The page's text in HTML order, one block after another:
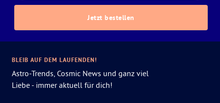
Jetzt bestellen
BLEIB AUF DEM LAUFENDEN!
Astro-Trends, Cosmic News und ganz viel
Liebe - immer aktuell für dich!